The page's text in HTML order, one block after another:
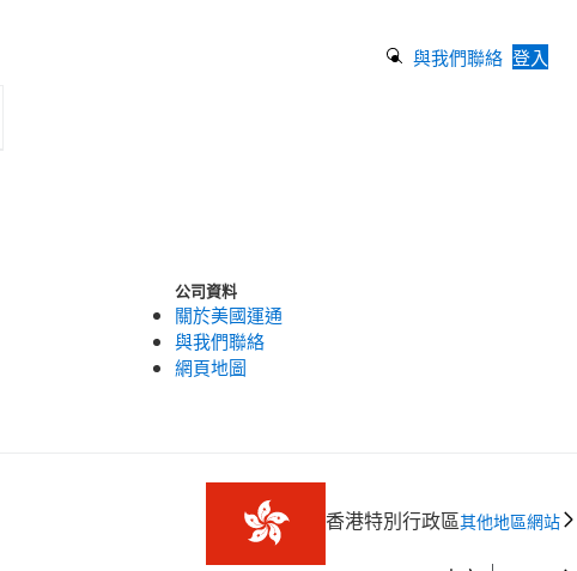
Search Button
與我們聯絡 登入
公司資料
關於美國運通
與我們聯絡
網頁地圖
香港特別行政區其他地區網站